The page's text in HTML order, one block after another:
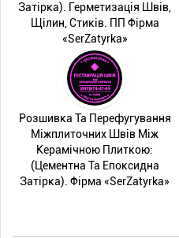
Затірка). Герметизація Швів,
Щілин, Стиків. ПП Фірма
«SerZatyrka»
Розшивка Та Перефугування
Міжплиточних Швів Між
Керамічною Плиткою:
(Цементна Та Епоксидна
Затірка). Фірма «SerZatyrka»